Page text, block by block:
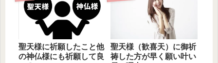
聖天様に祈願したこと他
の神仏様にも祈願して良
聖天様（歓喜天）に御祈
祷した方が早く願い叶い